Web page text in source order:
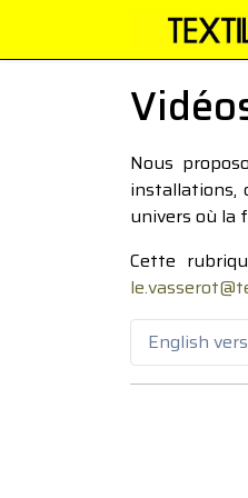
Nous
installations,
univers où la
Cette
English